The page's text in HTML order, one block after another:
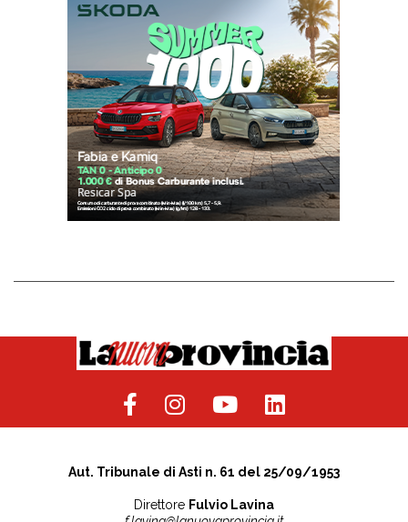
Aut. Tribunale di Asti n. 61 del 25/09/1953
Direttore Fulvio Lavina